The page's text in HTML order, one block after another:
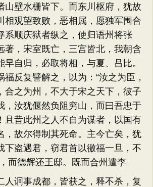
山壁水栅皆下。而东川枢府，犹故
相观望致败，恶相属，愿独军围合
系顺庆狱者纵之，使归语州将张
著，宋室既亡，三宫皆北，我朝含
早自归，必取将相，与夏、吕比。
福反复譬解之，以为：“汝之为臣，
合之为州，不大于宋之天下，彼子
，汝犹偃然负阻穷山，而曰吾忠于
且昔此州之人不自为谋者，以国有
，故尔得制其死命。主今亡矣，犹
下盗遇君，窃君首以徼福一旦，不
而德辉还王邸。既而合州遣李
诇事成都，皆获之，释不杀，复